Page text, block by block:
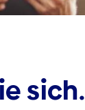
sich.